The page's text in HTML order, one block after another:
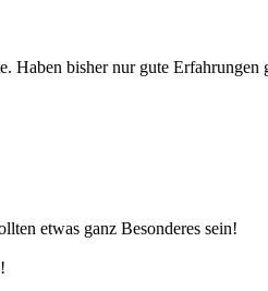
Haben bisher nur gute
etwas ganz Besonderes sein!